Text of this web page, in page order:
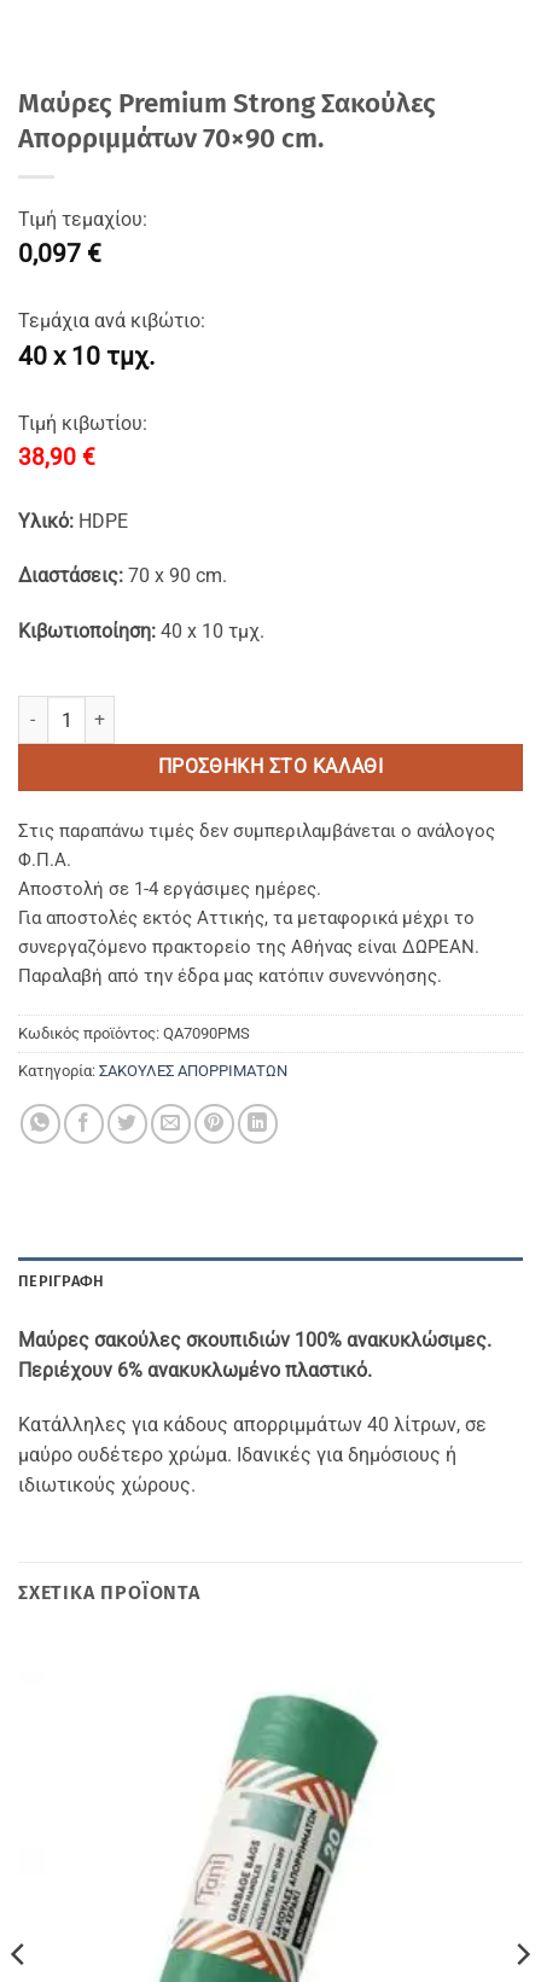
Mαύρες Premium Strong Σακούλες
Απορριμμάτων 70×90 cm.
Τιμή τεμαχίου:
0,097 €
Τεμάχια ανά κιβώτιο:
40 x 10 τμχ.
Τιμή κιβωτίου:
38,90 €
Υλικό: HDPE
Διαστάσεις: 70 x 90 cm.
Κιβωτιοποίηση: 40 x 10 τμχ.
Mαύρες Premium Strong Σακούλες Απορριμμάτων 70x90 cm.
ΠΡΟΣΘΉΚΗ ΣΤΟ ΚΑΛΆΘΙ
Στις παραπάνω τιμές δεν συμπεριλαμβάνεται ο ανάλογος
Φ.Π.Α.
Αποστολή σε 1-4 εργάσιμες ημέρες.
Για αποστολές εκτός Αττικής, τα μεταφορικά μέχρι το
συνεργαζόμενο πρακτορείο της Αθήνας είναι ΔΩΡΕΑΝ.
Παραλαβή από την έδρα μας κατόπιν συνεννόησης.
Κωδικός προϊόντος: QA7090PMS
Κατηγορία: ΣΑΚΟΥΛΕΣ ΑΠΟΡΡΙΜΑΤΩΝ
ΠΕΡΙΓΡΑΦΉ
Μαύρες σακούλες σκουπιδιών 100% ανακυκλώσιμες.
Περιέχουν 6% ανακυκλωμένο πλαστικό.
Κατάλληλες για κάδους απορριμμάτων 40 λίτρων, σε
μαύρο ουδέτερο χρώμα. Ιδανικές για δημόσιους ή
ιδιωτικούς χώρους.
ΣΧΕΤΙΚΆ ΠΡΟΪΌΝΤΑ